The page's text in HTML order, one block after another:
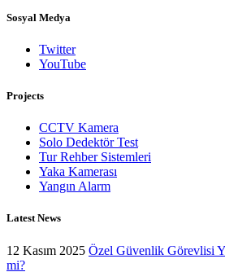
Sosyal Medya
Twitter
YouTube
Projects
CCTV Kamera
Solo Dedektör Test
Tur Rehber Sistemleri
Yaka Kamerası
Yangın Alarm
Latest News
12 Kasım 2025 Özel Güvenlik Görevlisi
mi?